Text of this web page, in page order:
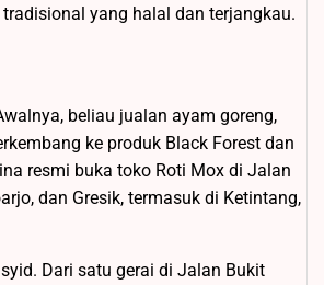
yang halal dan terjangkau.
beliau jualan ayam goreng,
ke produk Black Forest dan
resmi buka toko Roti Mox di Jalan
dan Gresik, termasuk di Ketintang,
Dari satu gerai di Jalan Bukit